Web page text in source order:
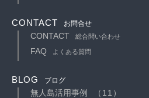
CONTACT お問合せ
CONTACT 総合問い合わせ
FAQ よくある質問
BLOG ブログ
無人島活用事例
（11）